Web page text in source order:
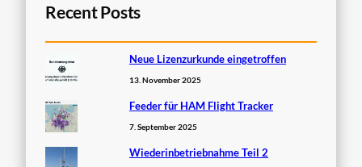
Recent Posts
Neue Lizenzurkunde eingetroffen
13. November 2025
Feeder für HAM Flight Tracker
7. September 2025
Wiederinbetriebnahme Teil 2